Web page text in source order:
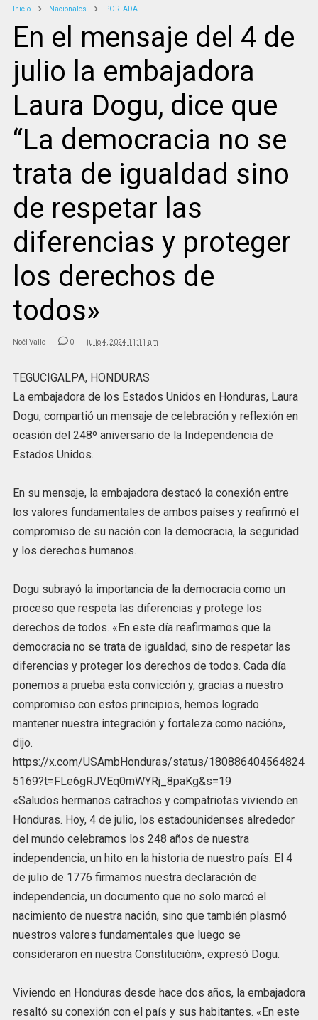
Inicio Nacionales PORTADA
En el mensaje del 4 de
julio la embajadora
Laura Dogu, dice que
“La democracia no se
trata de igualdad sino
de respetar las
diferencias y proteger
los derechos de
todos»
Noél Valle 0 julio 4, 2024 11:11 am
TEGUCIGALPA, HONDURAS
La embajadora de los Estados Unidos en Honduras, Laura
Dogu, compartió un mensaje de celebración y reflexión en
ocasión del 248º aniversario de la Independencia de
Estados Unidos.
En su mensaje, la embajadora destacó la conexión entre
los valores fundamentales de ambos países y reafirmó el
compromiso de su nación con la democracia, la seguridad
y los derechos humanos.
Dogu subrayó la importancia de la democracia como un
proceso que respeta las diferencias y protege los
derechos de todos. «En este día reafirmamos que la
democracia no se trata de igualdad, sino de respetar las
diferencias y proteger los derechos de todos. Cada día
ponemos a prueba esta convicción y, gracias a nuestro
compromiso con estos principios, hemos logrado
mantener nuestra integración y fortaleza como nación»,
dijo.
https://x.com/USAmbHonduras/status/180886404564824
5169?t=FLe6gRJVEq0mWYRj_8paKg&s=19
«Saludos hermanos catrachos y compatriotas viviendo en
Honduras. Hoy, 4 de julio, los estadounidenses alrededor
del mundo celebramos los 248 años de nuestra
independencia, un hito en la historia de nuestro país. El 4
de julio de 1776 firmamos nuestra declaración de
independencia, un documento que no solo marcó el
nacimiento de nuestra nación, sino que también plasmó
nuestros valores fundamentales que luego se
consideraron en nuestra Constitución», expresó Dogu.
Viviendo en Honduras desde hace dos años, la embajadora
resaltó su conexión con el país y sus habitantes. «En este